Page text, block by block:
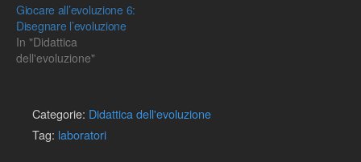
Giocare all’evoluzione 6:
Disegnare l’evoluzione
In "Didattica
dell'evoluzione"
Categorie: Didattica dell'evoluzione
Tag: laboratori